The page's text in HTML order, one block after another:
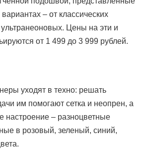
– от классических
Цены на эти и
от 1 499 до 3 999 рублей.
уходят в техно: решать
им помогают сетка и неопрен, а
настроение – разноцветные
в розовый, зеленый, синий,